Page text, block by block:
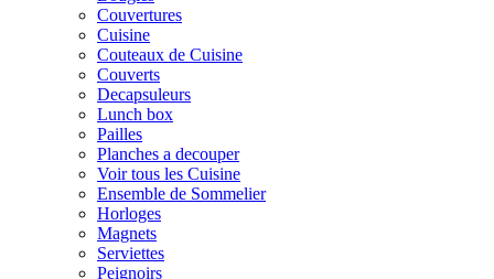
Couvertures
Cuisine
Couteaux de Cuisine
Couverts
Decapsuleurs
Lunch box
Pailles
Planches a decouper
Voir tous les Cuisine
Ensemble de Sommelier
Horloges
Magnets
Serviettes
Peignoirs